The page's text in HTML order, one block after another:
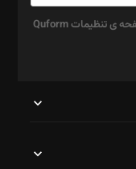
برای استفاده از ریکپچا بایستی کلید API را در صفحه ی تنظیمات Quform